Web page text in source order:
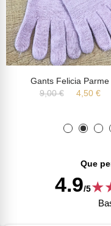
Gants Felicia Parme
9,00 €
4,50 €
Que
4.9/5★